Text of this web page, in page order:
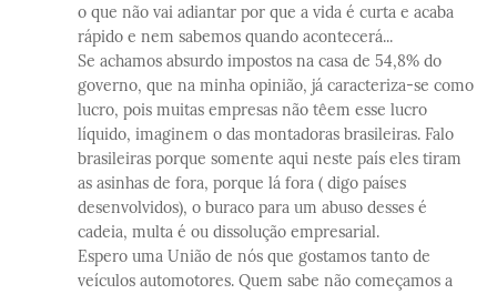
o que não vai adiantar por que a vida é curta e acaba
rápido e nem sabemos quando acontecerá...
Se achamos absurdo impostos na casa de 54,8% do
governo, que na minha opinião, já caracteriza-se como
lucro, pois muitas empresas não têem esse lucro
líquido, imaginem o das montadoras brasileiras. Falo
brasileiras porque somente aqui neste país eles tiram
as asinhas de fora, porque lá fora ( digo países
desenvolvidos), o buraco para um abuso desses é
cadeia, multa é ou dissolução empresarial.
Espero uma União de nós que gostamos tanto de
veículos automotores. Quem sabe não começamos a